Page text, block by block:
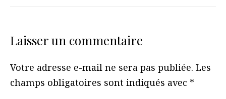
Laisser un commentaire
Votre adresse e-mail ne sera pas publiée. Les
champs obligatoires sont indiqués avec *